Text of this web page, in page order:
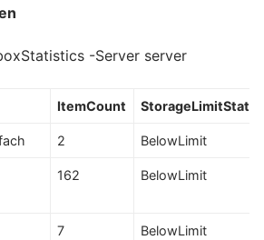
-Server server
ItemCount
2 BelowLimit
162 BelowLimit
7 BelowLimit